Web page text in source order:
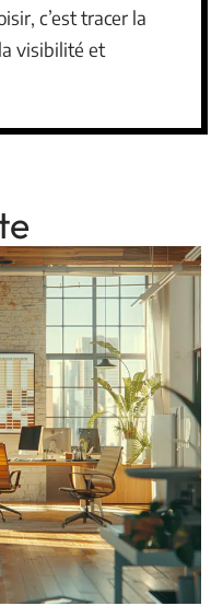
c’est tracer la
visibilité et